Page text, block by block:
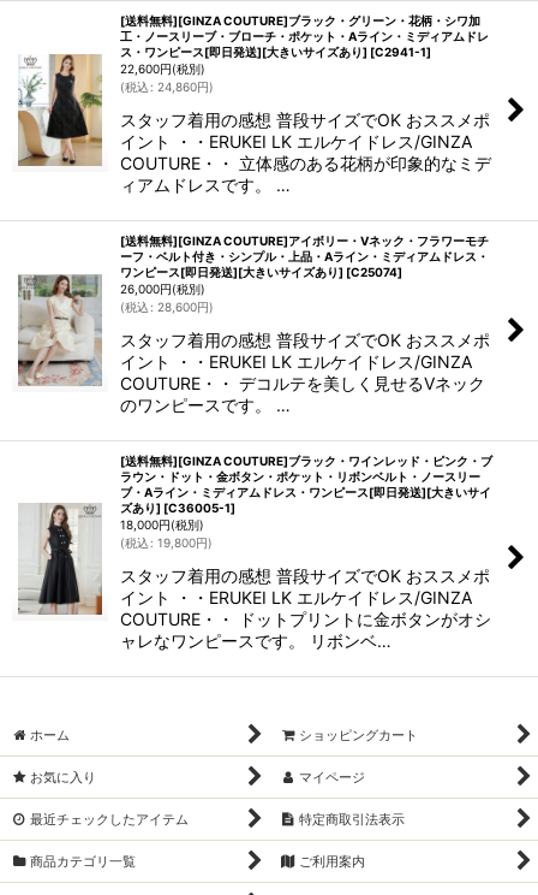
[送料無料][GINZA COUTURE]ブラック・グリーン・花柄・シワ加
工・ノースリーブ・ブローチ・ポケット・Aライン・ミディアムドレ
ス・ワンピース[即日発送][大きいサイズあり] [C2941-1]
22,600円(税別)
(税込 : 24,860円)
スタッフ着用の感想 普段サイズでOK おススメポ
イント ・・ERUKEI LK エルケイドレス/GINZA
COUTURE・・ 立体感のある花柄が印象的なミデ
ィアムドレスです。 …
[送料無料][GINZA COUTURE]アイボリー・Vネック・フラワーモチ
ーフ・ベルト付き・シンプル・上品・Aライン・ミディアムドレス・
ワンピース[即日発送][大きいサイズあり] [C25074]
26,000円(税別)
(税込 : 28,600円)
スタッフ着用の感想 普段サイズでOK おススメポ
イント ・・ERUKEI LK エルケイドレス/GINZA
COUTURE・・ デコルテを美しく見せるVネック
のワンピースです。 …
[送料無料][GINZA COUTURE]ブラック・ワインレッド・ピンク・ブ
ラウン・ドット・金ボタン・ポケット・リボンベルト・ノースリー
ブ・Aライン・ミディアムドレス・ワンピース[即日発送][大きいサイ
ズあり] [C36005-1]
18,000円(税別)
(税込 : 19,800円)
スタッフ着用の感想 普段サイズでOK おススメポ
イント ・・ERUKEI LK エルケイドレス/GINZA
COUTURE・・ ドットプリントに金ボタンがオシ
ャレなワンピースです。 リボンベ…
ホーム ショッピングカート
お気に入り マイページ
最近チェックしたアイテム 特定商取引法表示
商品カテゴリ一覧 ご利用案内